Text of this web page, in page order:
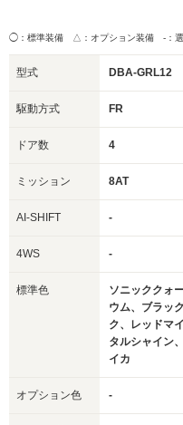
◯：標準装備 △：オプション装備 -：
型式 DBA-GRL12
駆動方式 FR
ドア数 4
ミッション 8AT
AI-SHIFT -
4WS -
標準色
ソニッククォ
ウム、ブラッ
ク、レッドマ
タルシャイン
イカ
オプション色 -